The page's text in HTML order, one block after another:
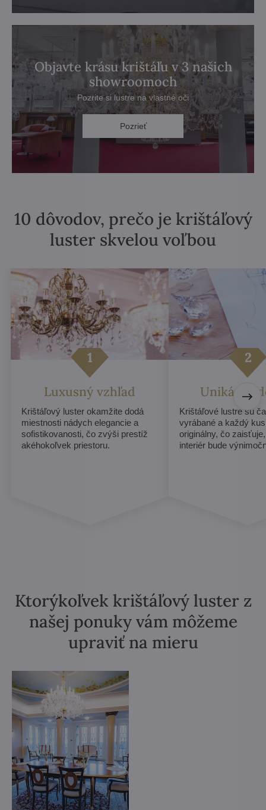
Objavte krásu krištáľu v 3 našich
showroomoch
Pozrite si lustre na vlastné oči
Pozrieť
10 dôvodov, prečo je krištáľový
luster skvelou voľbou
Luxusný vzhľad
Krištáľový luster okamžite dodá
miestnosti nádych elegancie a
sofistikovanosti, čo zvýši prestíž
akéhokoľvek priestoru.
Unikátny
Krištáľové lustre sú
vyrábané a každý
originálny, čo
interiér bude
Ktorýkoľvek krištáľový luster z
našej ponuky vám môžeme
upraviť na mieru